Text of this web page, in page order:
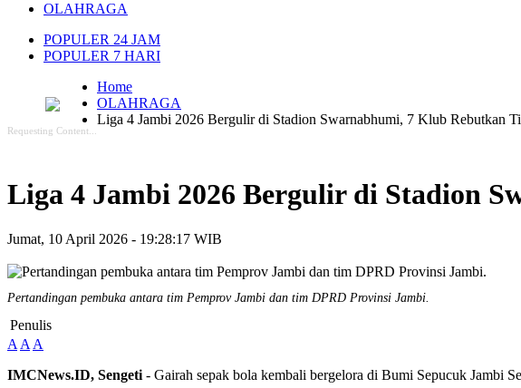
OLAHRAGA
POPULER 24 JAM
POPULER 7 HARI
Requesting Content...
Home
OLAHRAGA
Liga 4 Jambi 2026 Bergulir di Stadion Swarnabhumi, 7 Klub Rebutkan
Liga 4 Jambi 2026 Bergulir di Stadion
Jumat, 10 April 2026 - 19:28:17 WIB
Pertandingan pembuka antara tim Pemprov Jambi dan tim DPRD Provinsi Jambi.
Penulis
A A A
IMCNews.ID, Sengeti - Gairah sepak bola kembali bergelora di Bumi Sepucuk Jambi